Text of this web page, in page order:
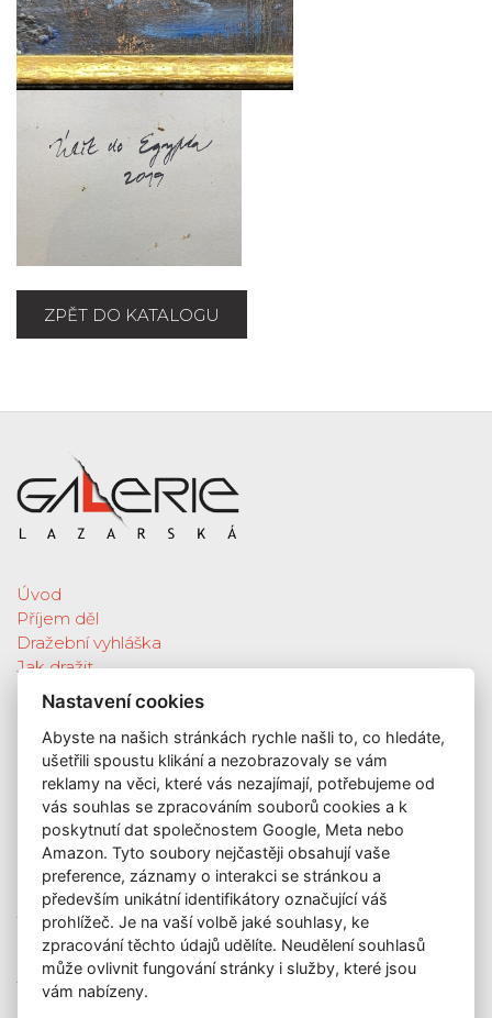
ZPĚT DO KATALOGU
Úvod
Příjem děl
Dražební vyhláška
Jak dražit
Galerie
Katalog vydražených děl
O nás
GDPR
Kontakt
KONTAKT
GALERIE LAZARSKÁ
Lazarská 7
110 00 Praha 1
E-mail:
info@galerielazarska.cz
Telefon:
+420 222 523 739
Nastavení cookies
Abyste na našich stránkách rychle našli to, co hledáte,
ušetřili spoustu klikání a nezobrazovaly se vám
reklamy na věci, které vás nezajímají, potřebujeme od
vás souhlas se zpracováním souborů cookies a k
poskytnutí dat společnostem Google, Meta nebo
Amazon. Tyto soubory nejčastěji obsahují vaše
preference, záznamy o interakci se stránkou a
především unikátní identifikátory označující váš
prohlížeč. Je na vaší volbě jaké souhlasy, ke
zpracování těchto údajů udělíte. Neudělení souhlasů
může ovlivnit fungování stránky i služby, které jsou
vám nabízeny.